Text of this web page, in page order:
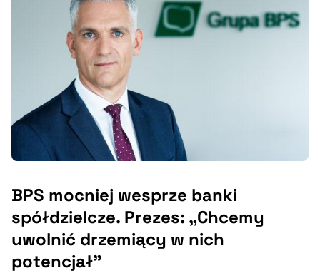
BPS mocniej wesprze banki
spółdzielcze. Prezes: „Chcemy
uwolnić drzemiący w nich
potencjał”